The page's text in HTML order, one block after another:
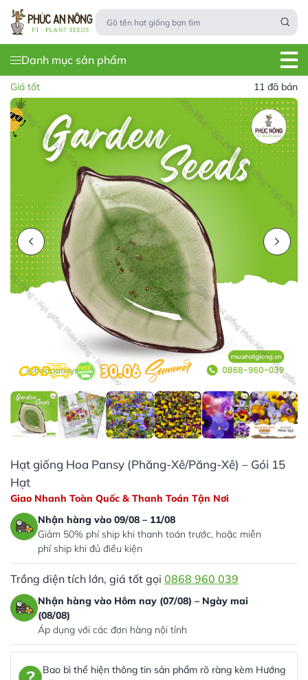
Danh mục sản phẩm
Giá tốt 11 đã bán
Hạt giống Hoa Pansy (Phăng-Xê/Păng-Xê) – Gói 15
Hạt
Giao Nhanh Toàn Quốc & Thanh Toán Tận Nơi
Nhận hàng vào 09/08 – 11/08
Giảm 50% phí ship khi thanh toán trước, hoặc miễn
phí ship khi đủ điều kiện
Trồng diện tích lớn, giá tốt gọi 0868 960 039
Nhận hàng vào Hôm nay (07/08) – Ngày mai
(08/08)
Áp dụng với các đơn hàng nội tỉnh
Bao bì thể hiện thông tin sản phẩm rõ ràng kèm Hướng